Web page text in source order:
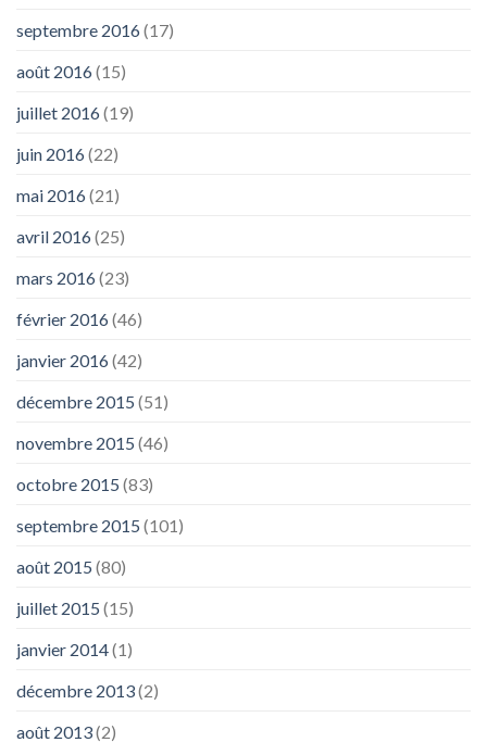
septembre 2016(17)
août 2016(15)
juillet 2016(19)
juin 2016(22)
mai 2016(21)
avril 2016(25)
mars 2016(23)
février 2016(46)
janvier 2016(42)
décembre 2015 (51)
novembre 2015 (46)
octobre 2015 (83)
septembre 2015 (101)
août 2015 (80)
juillet 2015 (15)
janvier 2014(1)
décembre 2013(2)
août 2013(2)